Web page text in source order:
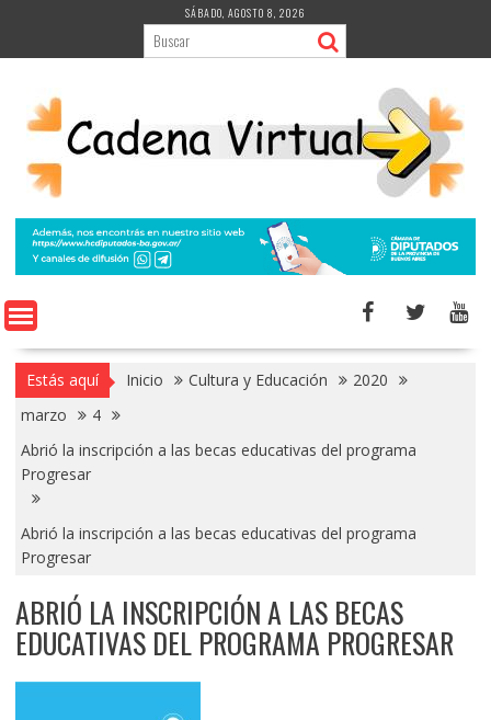
contenido
SÁBADO, AGOSTO 8, 2026
Estás aquí Inicio Cultura y Educación
2020
marzo
4
Abrió la inscripción a las becas educativas del programa
Progresar
Abrió la inscripción a las becas educativas del programa
Progresar
ABRIÓ LA INSCRIPCIÓN A LAS BECAS
EDUCATIVAS DEL PROGRAMA PROGRESAR